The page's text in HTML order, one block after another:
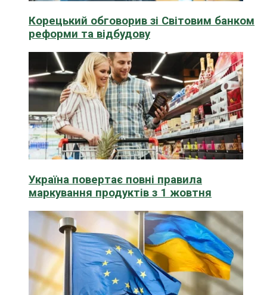
Корецький обговорив зі Світовим банком
реформи та відбудову
Україна повертає повні правила
маркування продуктів з 1 жовтня